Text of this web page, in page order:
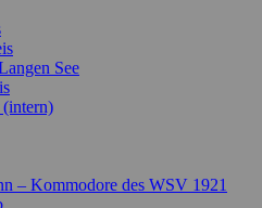
See
(intern)
– Kommodore des WSV 1921